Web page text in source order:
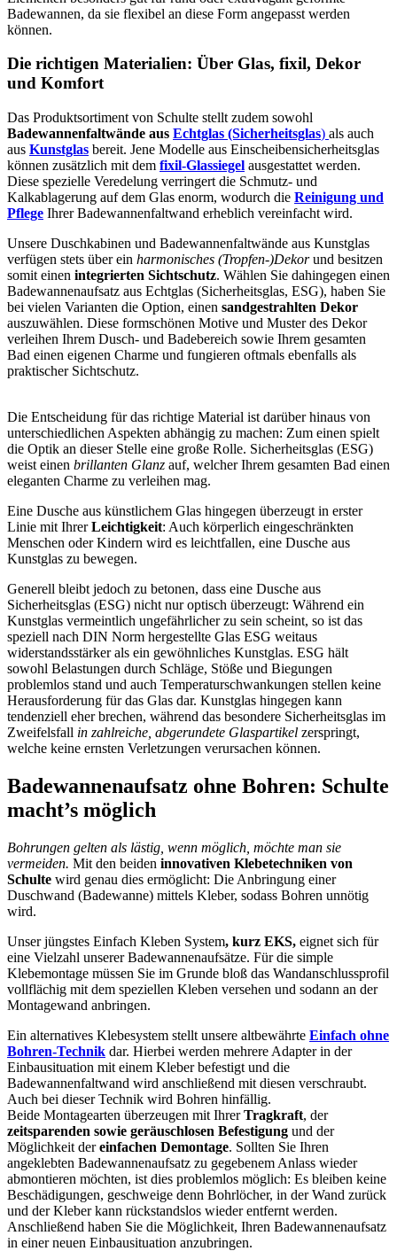
Badewannen, da sie flexibel an diese Form angepasst werden
können.
Die richtigen Materialien: Über Glas, fixil, Dekor
und Komfort
Das Produktsortiment von Schulte stellt zudem sowohl
Badewannenfaltwände aus Echtglas (Sicherheitsglas) als auch
aus Kunstglas bereit. Jene Modelle aus Einscheibensicherheitsglas
können zusätzlich mit dem fixil-Glassiegel ausgestattet werden.
Diese spezielle Veredelung verringert die Schmutz- und
Kalkablagerung auf dem Glas enorm, wodurch die Reinigung und
Pflege Ihrer Badewannenfaltwand erheblich vereinfacht wird.
Unsere Duschkabinen und Badewannenfaltwände aus Kunstglas
verfügen stets über ein harmonisches (Tropfen-)Dekorund besitzen
somit einen integrierten Sichtschutz. Wählen Sie dahingegen einen
Badewannenaufsatz aus Echtglas (Sicherheitsglas, ESG), haben Sie
bei vielen Varianten die Option, einen sandgestrahlten Dekor
auszuwählen. Diese formschönen Motive und Muster des Dekor
verleihen Ihrem Dusch- und Badebereich sowie Ihrem gesamten
Bad einen eigenen Charme und fungieren oftmals ebenfalls als
praktischer Sichtschutz.
Die Entscheidung für das richtige Material ist darüber hinaus von
unterschiedlichen Aspekten abhängig zu machen: Zum einen spielt
die Optik an dieser Stelle eine große Rolle. Sicherheitsglas (ESG)
weist einen brillanten Glanz auf, welcher Ihrem gesamten Bad einen
eleganten Charme zu verleihen mag.
Eine Dusche aus künstlichem Glas hingegen überzeugt in erster
Linie mit IhrerLeichtigkeit: Auch körperlich eingeschränkten
Menschen oder Kindern wird es leichtfallen, eine Dusche aus
Kunstglas zu bewegen.
Generell bleibt jedoch zu betonen, dass eine Dusche aus
Sicherheitsglas (ESG) nicht nur optisch überzeugt: Während ein
Kunstglas vermeintlich ungefährlicher zu sein scheint, so ist das
speziell nach DIN Norm hergestellte Glas ESG weitaus
widerstandsstärker als ein gewöhnliches Kunstglas. ESG hält
sowohl Belastungen durch Schläge, Stöße und Biegungen
problemlos stand und auch Temperaturschwankungen stellen keine
Herausforderung für das Glas dar. Kunstglas hingegen kann
tendenziell eher brechen, während das besondere Sicherheitsglas im
Zweifelsfall in zahlreiche, abgerundete Glaspartikel zerspringt,
welche keine ernsten Verletzungen verursachen können.
Badewannenaufsatz ohne Bohren: Schulte
macht’s möglich
Bohrungen gelten als lästig, wenn möglich, möchte man sie
vermeiden. Mit den beiden innovativen Klebetechniken von
Schulte wird genau dies ermöglicht: Die Anbringung einer
Duschwand (Badewanne) mittels Kleber, sodass Bohren unnötig
wird.
Unser jüngstes Einfach Kleben System, kurz EKS, eignet sich für
eine Vielzahl unserer Badewannenaufsätze. Für die simple
Klebemontage müssen Sie im Grunde bloß das Wandanschlussprofil
vollflächig mit dem speziellen Kleben versehen und sodann an der
Montagewand anbringen.
Ein alternatives Klebesystem stellt unsere altbewährte Einfach ohne
Bohren-Technik dar. Hierbei werden mehrere Adapter in der
Einbausituation mit einem Kleber befestigt und die
Badewannenfaltwand wird anschließend mit diesen verschraubt.
Auch bei dieser Technik wird Bohren hinfällig.
Beide Montagearten überzeugen mit IhrerTragkraft, der
zeitsparenden sowie geräuschlosen Befestigung und der
Möglichkeit dereinfachen Demontage. Sollten Sie Ihren
angeklebten Badewannenaufsatz zu gegebenem Anlass wieder
abmontieren möchten, ist dies problemlos möglich: Es bleiben keine
Beschädigungen, geschweige denn Bohrlöcher, in der Wand zurück
und der Kleber kann rückstandslos wieder entfernt werden.
Anschließend haben Sie die Möglichkeit, Ihren Badewannenaufsatz
in einer neuen Einbausituation anzubringen.